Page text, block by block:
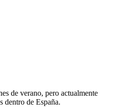
dentro de España.